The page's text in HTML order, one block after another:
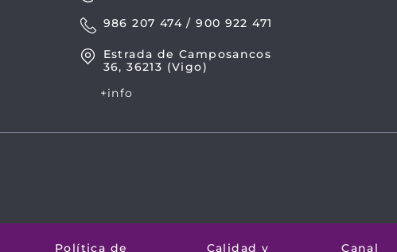
986 207 474 / 900 922 471
Estrada de Camposancos
36, 36213 (Vigo)
+info
Política de Calidad y Canal